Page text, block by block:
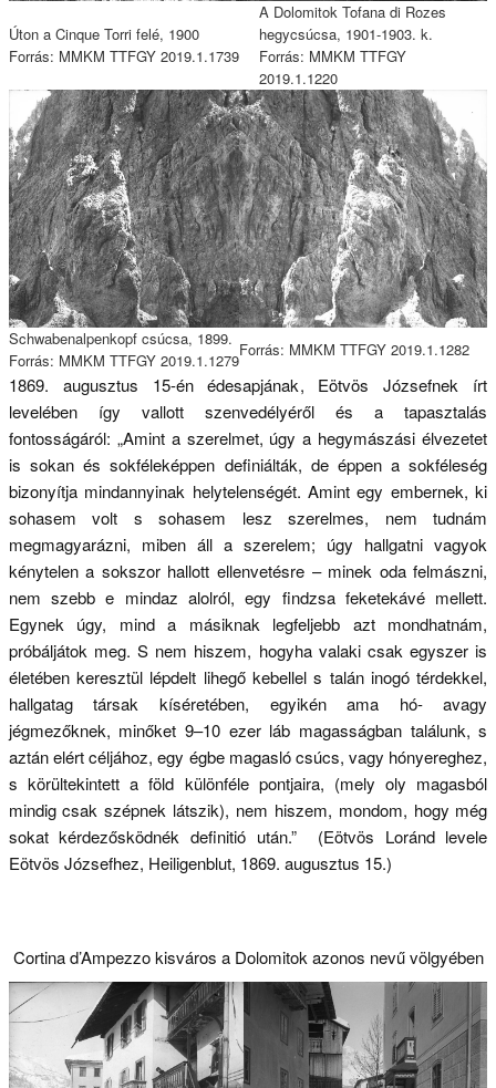
Úton a Cinque Torri felé, 1900
Forrás: MMKM TTFGY 2019.1.1739
A Dolomitok Tofana di Rozes
hegycsúcsa, 1901-1903. k.
Forrás: MMKM TTFGY
2019.1.1220
Schwabenalpenkopf csúcsa, 1899.
Forrás: MMKM TTFGY 2019.1.1279
Forrás: MMKM TTFGY 2019.1.1282
1869. augusztus 15-én édesapjának, Eötvös Józsefnek írt
levelében így vallott szenvedélyéről és a tapasztalás
fontosságáról: „Amint a szerelmet, úgy a hegymászási élvezetet
is sokan és sokféleképpen definiálták, de éppen a sokféleség
bizonyítja mindannyinak helytelenségét. Amint egy embernek, ki
sohasem volt s sohasem lesz szerelmes, nem tudnám
megmagyarázni, miben áll a szerelem; úgy hallgatni vagyok
kénytelen a sokszor hallott ellenvetésre – minek oda felmászni,
nem szebb e mindaz alolról, egy findzsa feketekávé mellett.
Egynek úgy, mind a másiknak legfeljebb azt mondhatnám,
próbáljátok meg. S nem hiszem, hogyha valaki csak egyszer is
életében keresztül lépdelt lihegő kebellel s talán inogó térdekkel,
hallgatag társak kíséretében, egyikén ama hó- avagy
jégmezőknek, minőket 9–10 ezer láb magasságban találunk, s
aztán elért céljához, egy égbe magasló csúcs, vagy hónyereghez,
s körültekintett a föld különféle pontjaira, (mely oly magasból
mindig csak szépnek látszik), nem hiszem, mondom, hogy még
sokat kérdezősködnék definitió után.” (Eötvös Loránd levele
Eötvös Józsefhez, Heiligenblut, 1869. augusztus 15.)
Cortina d’Ampezzo kisváros a Dolomitok azonos nevű völgyében